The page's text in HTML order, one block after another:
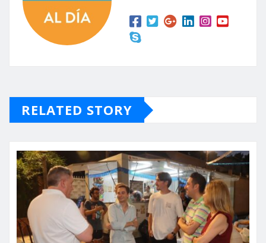
RELATED STORY